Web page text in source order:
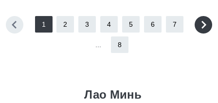
1 2 3 4 5 6 7
8
Лао Минь